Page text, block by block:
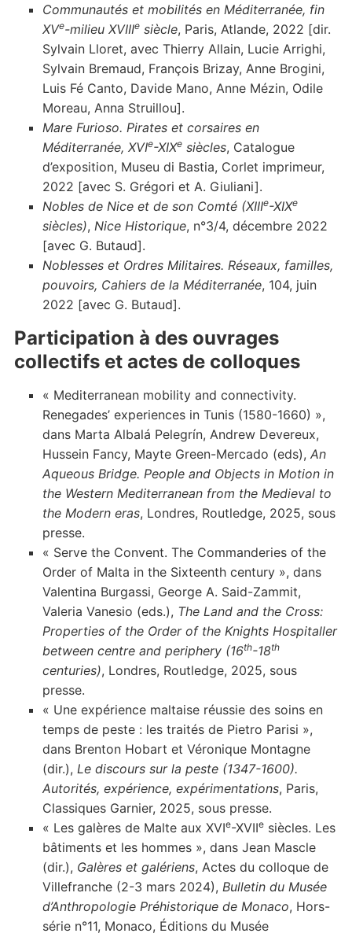
Communautés et mobilités en Méditerranée, fin
XVe-milieu XVIIIesiècle, Paris, Atlande, 2022 [dir.
Sylvain Lloret, avec Thierry Allain, Lucie Arrighi,
Sylvain Bremaud, François Brizay, Anne Brogini,
Luis Fé Canto, Davide Mano, Anne Mézin, Odile
Moreau, Anna Struillou].
Mare Furioso. Pirates et corsaires en
Méditerranée, XVIe-XIXesiècles, Catalogue
d’exposition, Museu di Bastia, Corlet imprimeur,
2022 [avec S. Grégori et A. Giuliani].
Nobles de Nice et de son Comté (XIIIe-XIXe
siècles), Nice Historique, n°3/4, décembre 2022
[avec G. Butaud].
Noblesses et Ordres Militaires. Réseaux, familles,
pouvoirs, Cahiers de la Méditerranée, 104, juin
2022 [avec G. Butaud].
Participation à des ouvrages
collectifs et actes de colloques
« Mediterranean mobility and connectivity.
Renegades’ experiences in Tunis (1580-1660) »,
dans Marta Albalá Pelegrín, Andrew Devereux,
Hussein Fancy, Mayte Green-Mercado (eds), An
Aqueous Bridge. People and Objects in Motion in
the Western Mediterranean from the Medieval to
the Modern eras, Londres, Routledge, 2025, sous
presse.
« Serve the Convent. The Commanderies of the
Order of Malta in the Sixteenth century », dans
Valentina Burgassi, George A. Said-Zammit,
Valeria Vanesio (eds.), The Land and the Cross:
Properties of the Order of the Knights Hospitaller
between centre and periphery (16th-18th
centuries), Londres, Routledge, 2025, sous
presse.
« Une expérience maltaise réussie des soins en
temps de peste : les traités de Pietro Parisi »,
dans Brenton Hobart et Véronique Montagne
(dir.), Le discours sur la peste (1347-1600).
Autorités, expérience, expérimentations, Paris,
Classiques Garnier, 2025, sous presse.
« Les galères de Malte aux XVIe-XVIIesiècles. Les
bâtiments et les hommes », dans Jean Mascle
(dir.), Galères et galériens, Actes du colloque de
Villefranche (2-3 mars 2024), Bulletin du Musée
d’Anthropologie Préhistorique de Monaco, Hors-
série n°11, Monaco, Éditions du Musée